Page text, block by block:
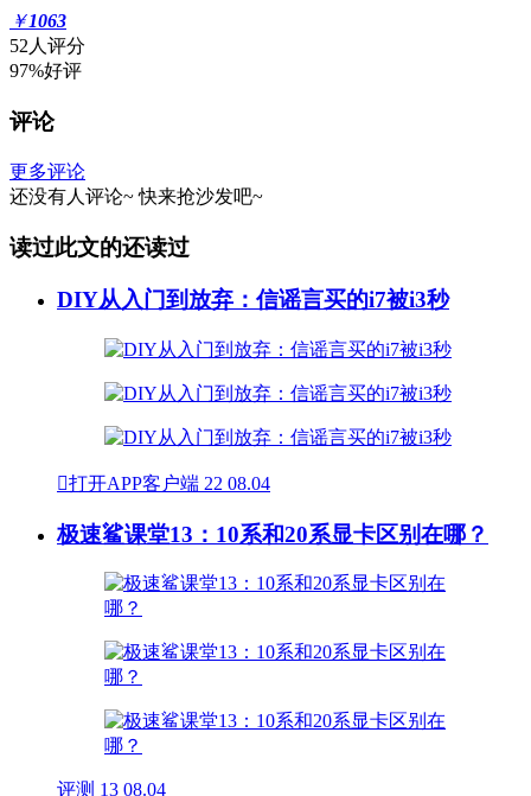
￥1063
52人评分
97%好评
评论
更多评论
还没有人评论~ 快来抢沙发吧~
读过此文的还读过
DIY从入门到放弃：信谣言买的i7被i3秒
打开APP客户端 22 08.04
极速鲨课堂13：10系和20系显卡区别在哪？
评测 13 08.04